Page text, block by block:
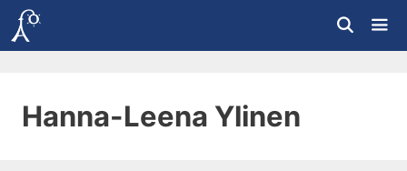
Siirry
sisältöön
Hanna-Leena Ylinen